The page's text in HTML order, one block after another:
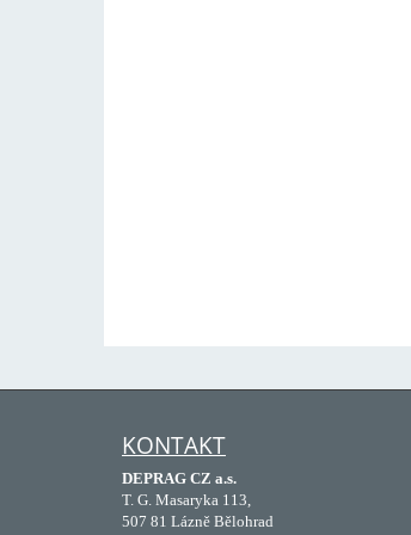
KONTAKT
DEPRAG CZ a.s.
T. G. Masaryka 113,
507 81 Lázně Bělohrad